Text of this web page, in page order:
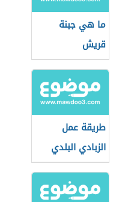
ما هي جبنة
قريش
طريقة عمل
الزبادي البلدي